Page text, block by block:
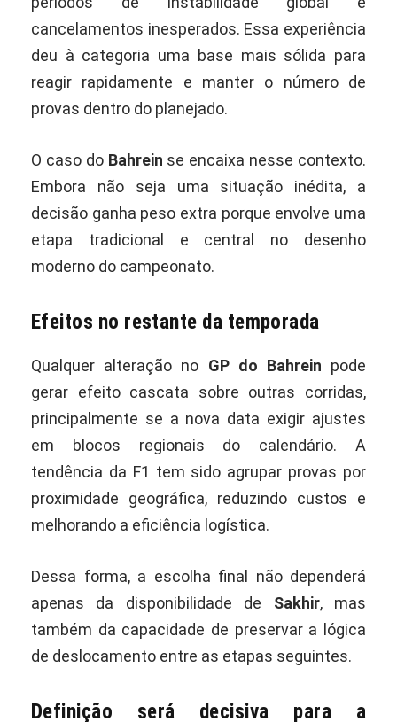
cancelamentos inesperados. Essa experiência
deu à categoria uma base mais sólida para
reagir rapidamente e manter o número de
provas dentro do planejado.
O caso do Bahrein se encaixa nesse contexto.
Embora não seja uma situação inédita, a
decisão ganha peso extra porque envolve uma
etapa tradicional e central no desenho
moderno do campeonato.
Efeitos no restante da temporada
Qualquer alteração no GP do Bahrein pode
gerar efeito cascata sobre outras corridas,
principalmente se a nova data exigir ajustes
em blocos regionais do calendário. A
tendência da F1 tem sido agrupar provas por
proximidade geográfica, reduzindo custos e
melhorando a eficiência logística.
Dessa forma, a escolha final não dependerá
apenas da disponibilidade de Sakhir, mas
também da capacidade de preservar a lógica
de deslocamento entre as etapas seguintes.
Definição será decisiva para a